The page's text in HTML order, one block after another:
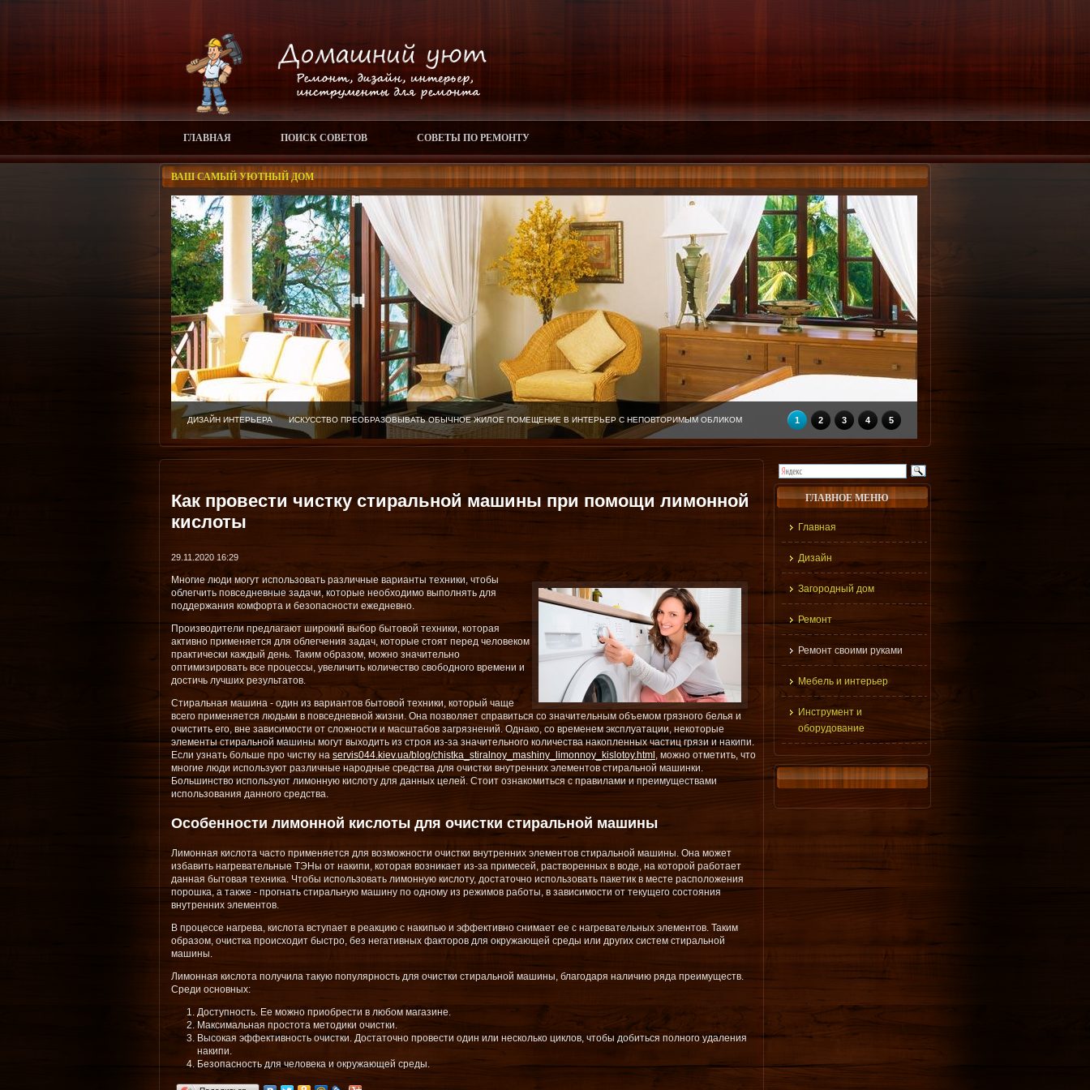
ГЛАВНАЯ ПОИСК СОВЕТОВ СОВЕТЫ ПО РЕМОНТУ
ВАШ САМЫЙ УЮТНЫЙ ДОМ
ДИЗАЙН ИНТЕРЬЕРА ИСКУССТВО ПРЕОБРАЗОВЫВАТЬ ОБЫЧНОЕ ЖИЛОЕ ПОМЕЩЕНИЕ В ИНТЕРЬЕР С НЕПОВТОРИМЫМ ОБЛИКОМ 1 2 3 4 5
Как провести чистку стиральной машины при помощи лимонной
кислоты
29.11.2020 16:29
Многие люди могут использовать различные варианты техники, чтобы
облегчить повседневные задачи, которые необходимо выполнять для
поддержания комфорта и безопасности ежедневно.
Производители предлагают широкий выбор бытовой техники, которая
активно применяется для облегчения задач, которые стоят перед человеком
практически каждый день. Таким образом, можно значительно
оптимизировать все процессы, увеличить количество свободного времени и
достичь лучших результатов.
Стиральная машина - один из вариантов бытовой техники, который чаще
всего применяется людьми в повседневной жизни. Она позволяет справиться со значительным объемом грязного белья и
очистить его, вне зависимости от сложности и масштабов загрязнений. Однако, со временем эксплуатации, некоторые
элементы стиральной машины могут выходить из строя из-за значительного количества накопленных частиц грязи и накипи.
Если узнать больше про чистку на servis044.kiev.ua/blog/chistka_stiralnoy_mashiny_limonnoy_kislotoy.html , можно отметить, что
многие люди используют различные народные средства для очистки внутренних элементов стиральной машинки.
Большинство используют лимонную кислоту для данных целей. Стоит ознакомиться с правилами и преимуществами
использования данного средства.
Особенности лимонной кислоты для очистки стиральной машины
Лимонная кислота часто применяется для возможности очистки внутренних элементов стиральной машины. Она может
избавить нагревательные ТЭНы от накипи, которая возникает из-за примесей, растворенных в воде, на которой работает
данная бытовая техника. Чтобы использовать лимонную кислоту, достаточно использовать пакетик в месте расположения
порошка, а также - прогнать стиральную машину по одному из режимов работы, в зависимости от текущего состояния
внутренних элементов.
В процессе нагрева, кислота вступает в реакцию с накипью и эффективно снимает ее с нагревательных элементов. Таким
образом, очистка происходит быстро, без негативных факторов для окружающей среды или других систем стиральной
машины.
Лимонная кислота получила такую популярность для очистки стиральной машины, благодаря наличию ряда преимуществ.
Среди основных:
Доступность. Ее можно приобрести в любом магазине.
Максимальная простота методики очистки.
Высокая эффективность очистки. Достаточно провести один или несколько циклов, чтобы добиться полного удаления
накипи.
Безопасность для человека и окружающей среды.
ГЛАВНОЕ МЕНЮ
Главная
Дизайн
Загородный дом
Ремонт
Ремонт своими руками
Мебель и интерьер
Инструмент и
оборудование